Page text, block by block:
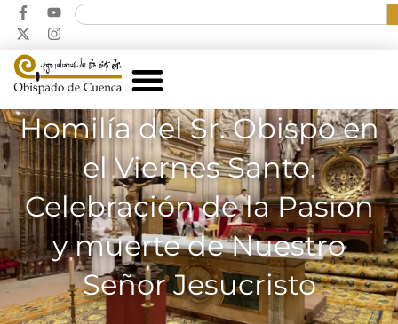
Homilía del Sr. Obispo en
el Viernes Santo.
Celebración de la Pasión
y muerte de Nuestro
Señor Jesucristo